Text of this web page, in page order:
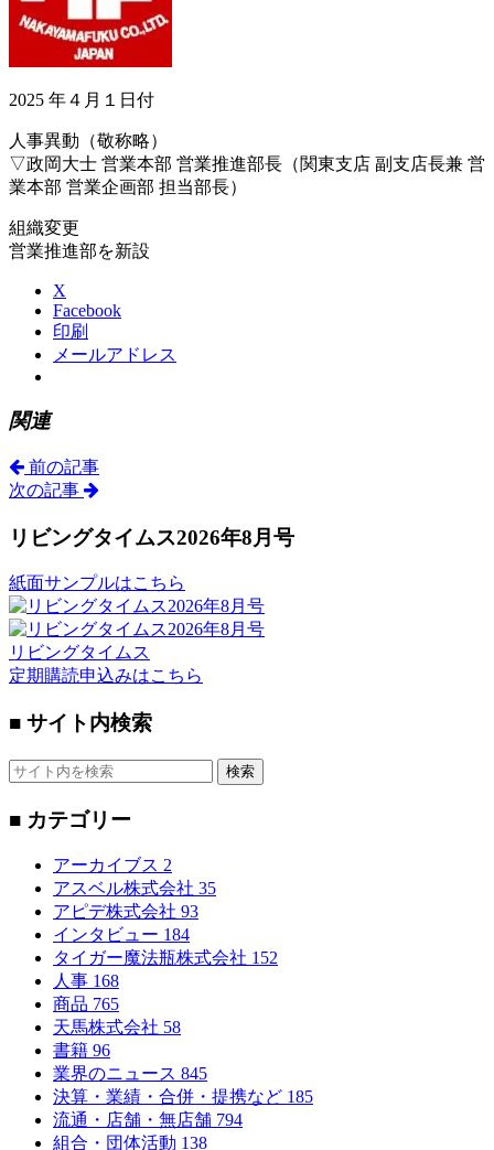
2025 年４月１日付
人事異動（敬称略）
▽政岡大士 営業本部 営業推進部長（関東支店 副支店長兼 営
業本部 営業企画部 担当部長）
組織変更
営業推進部を新設
X
Facebook
印刷
メールアドレス
関連
前の記事
次の記事
リビングタイムス2026年8月号
紙面サンプルはこちら
リビングタイムス
定期購読申込みはこちら
■ サイト内検索
検索
■ カテゴリー
アーカイブス 2
アスベル株式会社 35
アピデ株式会社 93
インタビュー 184
タイガー魔法瓶株式会社 152
人事 168
商品 765
天馬株式会社 58
書籍 96
業界のニュース 845
決算・業績・合併・提携など 185
流通・店舗・無店舗 794
組合・団体活動 138